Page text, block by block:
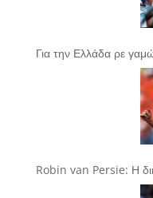
Για την Ελλάδα ρε
Robin van Persie: Η